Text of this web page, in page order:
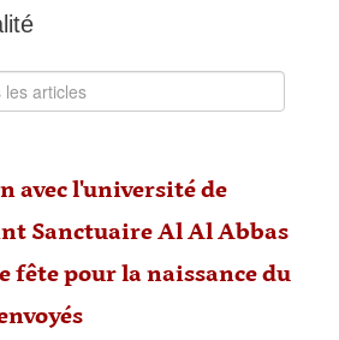
avec l'université de
Sanctuaire Al Al Abbas
fête pour la naissance du